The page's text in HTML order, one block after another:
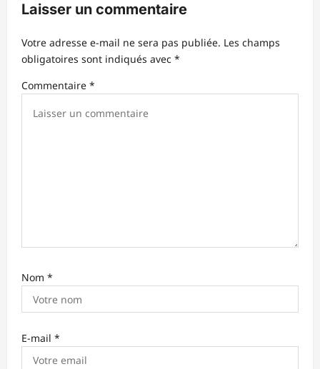
d
’
a
r
Laisser un commentaire
Votre adresse e-mail ne sera pas publiée. Les champs
obligatoires sont indiqués avec *
Commentaire *
Nom *
E-mail *